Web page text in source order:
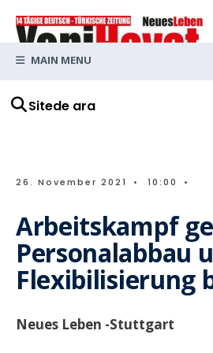
Sitede ara
MAIN MENU
26. November 2021 • 10:00 •
Arbeitskampf
Personalabbau
Flexibilisierung
Neues Leben -Stuttgart